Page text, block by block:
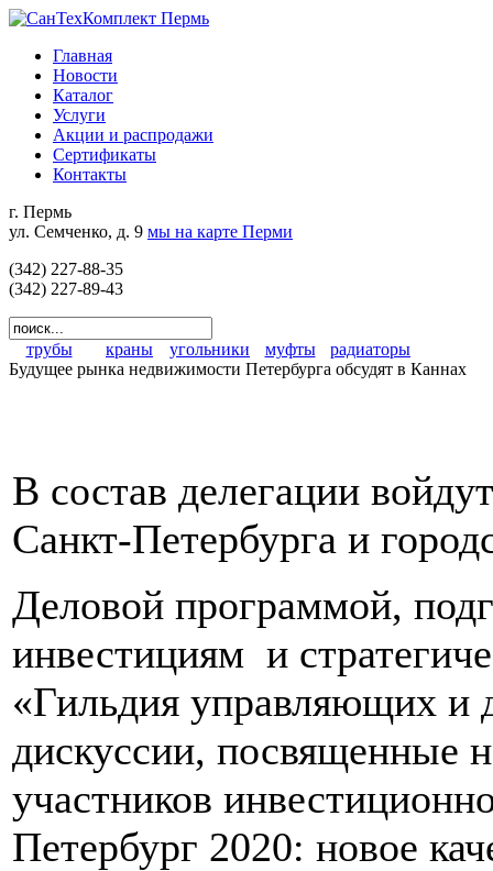
Главная
Новости
Каталог
Услуги
Акции и распродажи
Сертификаты
Контакты
г. Пермь
ул. Семченко, д. 9 мы на карте Перми
(342) 227-88-35
(342) 227-89-43
трубы краны угольники муфты
радиаторы
Будущее рынка недвижимости Петербурга обсудят в Каннах
В состав делегации
Санкт-Петербурга и
Деловой программой,
инвестициям и
«Гильдия управляющих и
дискуссии, посвященные
участников
Петербург 2020: новое